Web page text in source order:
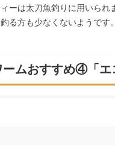
ーは太刀魚釣りに用いら
る方も少なくないようです。
ームおすすめ④「エ